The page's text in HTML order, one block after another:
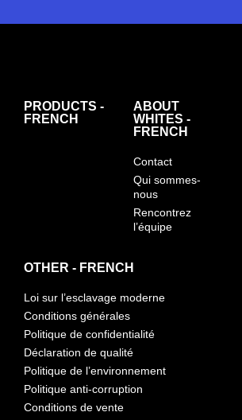
PRODUCTS -
FRENCH
ABOUT
WHITES -
FRENCH
Contact
Qui sommes-
nous
Rencontrez
l’équipe
OTHER - FRENCH
Loi sur l’esclavage moderne
Conditions générales
Politique de confidentialité
Déclaration de qualité
Politique de l’environnement
Politique anti-corruption
Conditions de vente